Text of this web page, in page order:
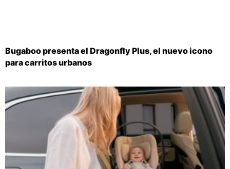
Bugaboo presenta el Dragonfly Plus, el nuevo icono
para carritos urbanos